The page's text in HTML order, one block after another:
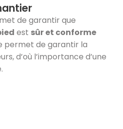
de garantir que
est sûr et conforme
permet de garantir la
d’où l’importance d’une